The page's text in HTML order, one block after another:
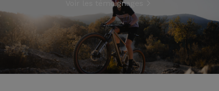
Voir les témoignages